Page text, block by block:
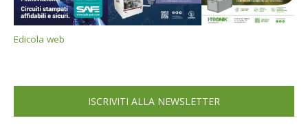
Edicola web
ISCRIVITI ALLA NEWSLETTER